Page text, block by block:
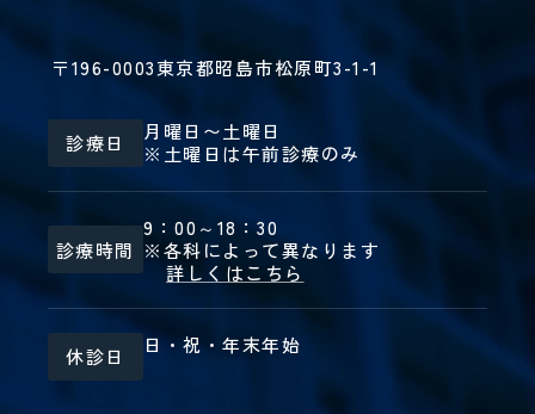
〒196-0003東京都昭島市松原町3-1-1
診療日
月曜日〜土曜日
※土曜日は午前診療のみ
診療時間
9：00～18：30
※各科によって異なります
詳しくはこちら
休診日 日・祝・年末年始